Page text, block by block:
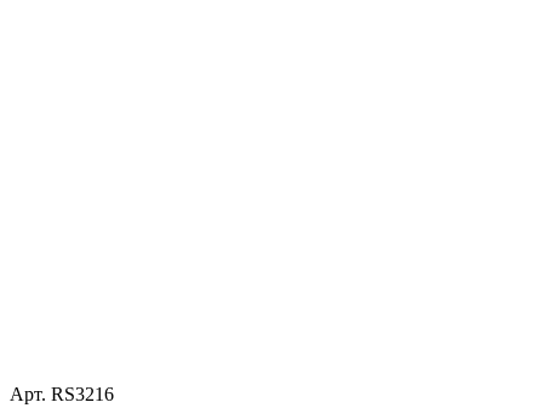
Арт. RS3216